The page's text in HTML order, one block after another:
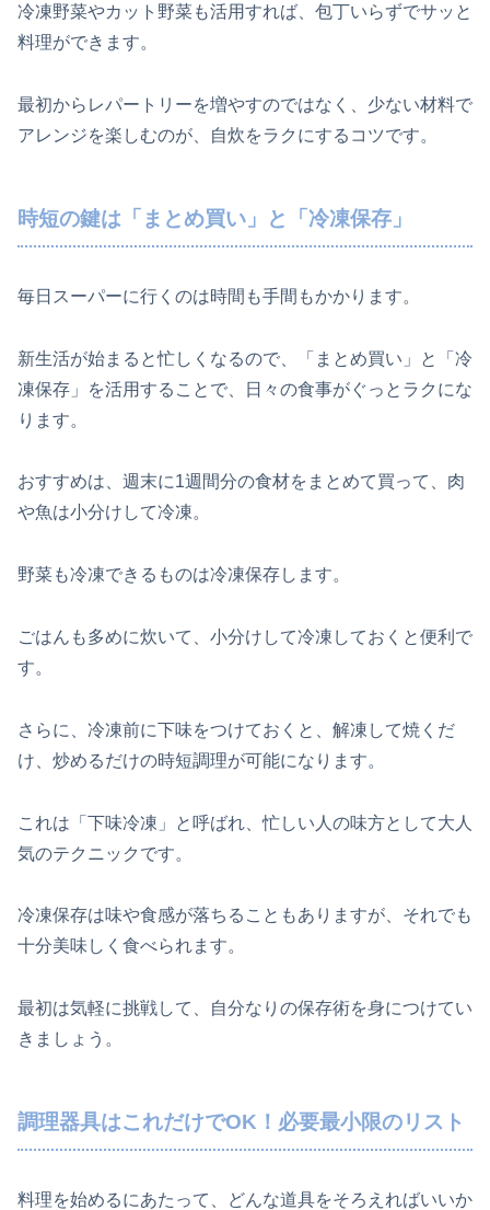
冷凍野菜やカット野菜も活用すれば、包丁いらずでサッと
料理ができます。
最初からレパートリーを増やすのではなく、少ない材料で
アレンジを楽しむのが、自炊をラクにするコツです。
時短の鍵は「まとめ買い」と「冷凍保存」
毎日スーパーに行くのは時間も手間もかかります。
新生活が始まると忙しくなるので、「まとめ買い」と「冷
凍保存」を活用することで、日々の食事がぐっとラクにな
ります。
おすすめは、週末に1週間分の食材をまとめて買って、肉
や魚は小分けして冷凍。
野菜も冷凍できるものは冷凍保存します。
ごはんも多めに炊いて、小分けして冷凍しておくと便利で
す。
さらに、冷凍前に下味をつけておくと、解凍して焼くだ
け、炒めるだけの時短調理が可能になります。
これは「下味冷凍」と呼ばれ、忙しい人の味方として大人
気のテクニックです。
冷凍保存は味や食感が落ちることもありますが、それでも
十分美味しく食べられます。
最初は気軽に挑戦して、自分なりの保存術を身につけてい
きましょう。
調理器具はこれだけでOK！必要最小限のリスト
料理を始めるにあたって、どんな道具をそろえればいいか